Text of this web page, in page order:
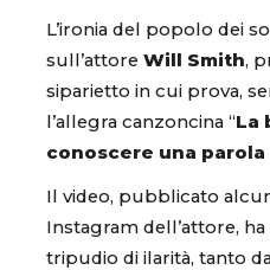
L’ironia del popolo dei
sull’attore Will Smith,
siparietto in cui prova,
l’allegra canzoncina “La
conoscere una
Il video, pubblicato
Instagram dell’attore,
tripudio di ilarità, tanto